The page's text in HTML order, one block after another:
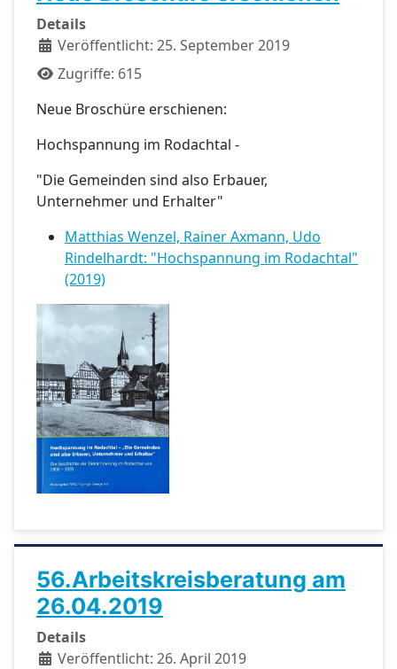
Details
Veröffentlicht: 25. September 2019
Zugriffe: 615
Neue Broschüre erschienen:
Hochspannung im Rodachtal -
"Die Gemeinden sind also Erbauer,
Unternehmer und Erhalter"
Matthias Wenzel, Rainer Axmann, Udo
Rindelhardt: "Hochspannung im Rodachtal"
(2019)
56.Arbeitskreisberatung am
26.04.2019
Details
Veröffentlicht: 26. April 2019